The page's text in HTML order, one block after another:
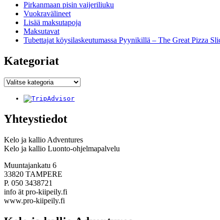
Pirkanmaan pisin vaijeriliuku
Vuokravälineet
Lisää maksutapoja
Maksutavat
Tubettajat köysilaskeutumassa Pyynikillä – The Great Pizza
Kategoriat
Kategoriat
Yhteystiedot
Kelo ja kallio Adventures
Kelo ja kallio Luonto-ohjelmapalvelu
Muuntajankatu 6
33820 TAMPERE
P. 050 3438721
info ät pro-kiipeily.fi
www.pro-kiipeily.fi